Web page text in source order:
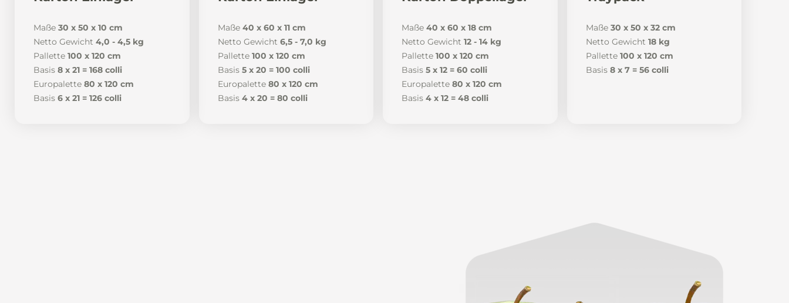
Maße 30 x 50 x 10 cm
Netto Gewicht 4,0 - 4,5 kg
Pallette 100 x 120 cm
Basis 8 x 21 = 168 colli
Europalette 80 x 120 cm
Basis 6 x 21 = 126 colli
Maße 40 x 60 x 11 cm
Netto Gewicht 6,5 - 7,0 kg
Pallette 100 x 120 cm
Basis 5 x 20 = 100 colli
Europalette 80 x 120 cm
Basis 4 x 20 = 80 colli
Maße 40 x 60 x 18 cm
Netto Gewicht 12 - 14 kg
Pallette 100 x 120 cm
Basis 5 x 12 = 60 colli
Europalette 80 x 120 cm
Basis 4 x 12 = 48 colli
Maße 30 x 50 x 32 cm
Netto Gewicht 18 kg
Pallette 100 x 120 cm
Basis 8 x 7 = 56 colli